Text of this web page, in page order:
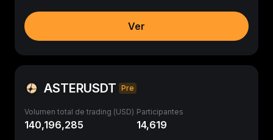
Ver
ASTERUSDT Pre
Volumen total de trading (USD)
140,196,285
Participantes
14,619